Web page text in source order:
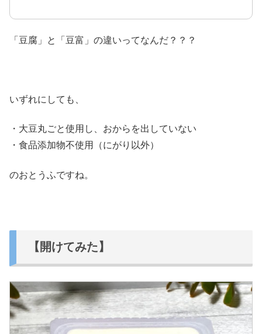
「豆腐」と「豆富」の違いってなんだ？？？
いずれにしても、
・大豆丸ごと使用し、おからを出していない
・食品添加物不使用（にがり以外）
のおとうふですね。
【開けてみた】